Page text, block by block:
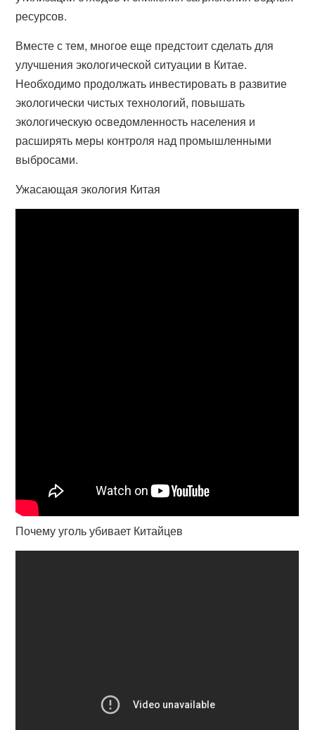
ресурсов.
Вместе с тем, многое еще предстоит сделать для
улучшения экологической ситуации в Китае.
Необходимо продолжать инвестировать в развитие
экологически чистых технологий, повышать
экологическую осведомленность населения и
расширять меры контроля над промышленными
выбросами.
Ужасающая экология Китая
Почему уголь убивает Китайцев